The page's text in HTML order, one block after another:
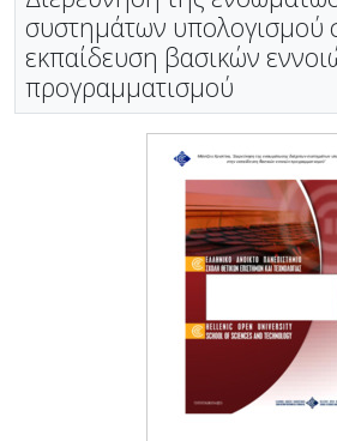
συστημάτων υπολογισμού
εκπαίδευση βασικών
προγραμματισμού